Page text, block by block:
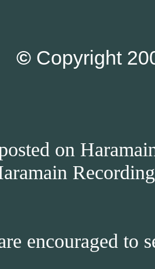
© Copyright
on
encouraged to